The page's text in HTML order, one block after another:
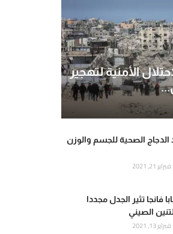
الأمنية لتهجير
الدجاج الصحية للجسم والوزن
فبراير 21, 2021
فانجا تثير الجدل مجددا
الصيني
فبراير 13, 2021